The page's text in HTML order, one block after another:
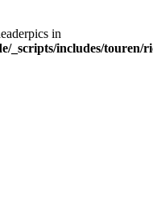
in
_scripts/includes/touren/